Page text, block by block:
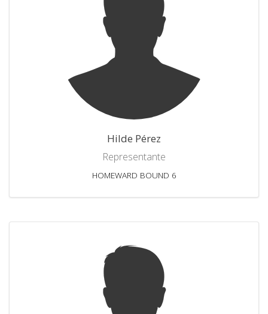
Hilde Pérez
Representante
HOMEWARD BOUND 6